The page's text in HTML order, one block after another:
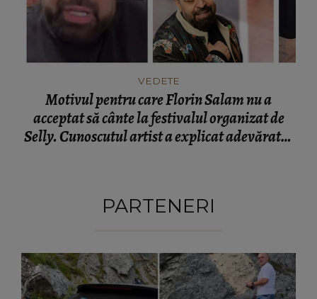
VEDETE
Motivul pentru care Florin Salam nu a
acceptat să cânte la festivalul organizat de
Selly. Cunoscutul artist a explicat adevăratul
PARTENERI